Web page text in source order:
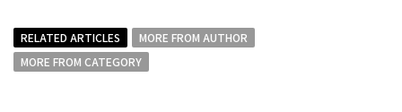
RELATED ARTICLES
MORE FROM AUTHOR
MORE FROM CATEGORY